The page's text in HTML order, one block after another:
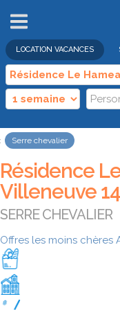
LOCATION VACANCES
Serre chevalier
Résidence
Villeneuve
SERRE CHEVALIER
Offres les moins chères